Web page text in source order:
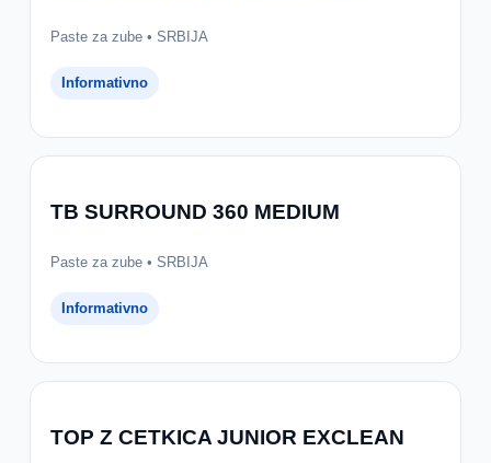
Paste za zube • SRBIJA
Informativno
TB SURROUND 360 MEDIUM
Paste za zube • SRBIJA
Informativno
TOP Z CETKICA JUNIOR EXCLEAN